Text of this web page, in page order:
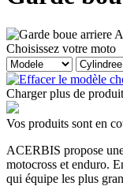
Choisissez votre moto
Charger plus de produit
Vos produits sont en
ACERBIS propose
motocross et enduro.
qui équipe les plus